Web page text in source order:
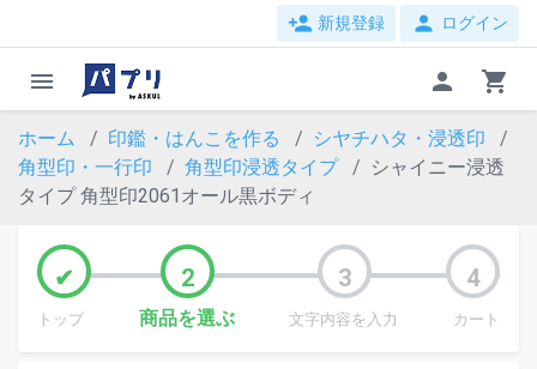
person_add 新規登録 person ログイン
menu person shopping_cart
ホーム 印鑑・はんこを作る
シヤチハタ・浸透印
角型印・一行印
角型印浸透タイプ
シャイニー浸透
タイプ 角型印2061オール黒ボディ
トップ 商品を選ぶ 文字内容を入力 カート